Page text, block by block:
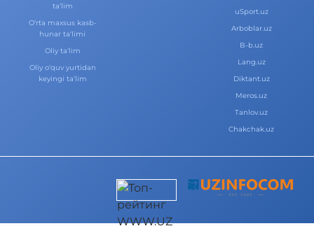
ta‘lim
O‘rta maxsus kasb-
hunar ta‘limi
Oliy ta‘lim
Oliy o‘quv yurtidan
keyingi ta‘lim
uSport.uz
Arboblar.uz
B-b.uz
Lang.uz
Diktant.uz
Meros.uz
Tanlov.uz
Chakchak.uz